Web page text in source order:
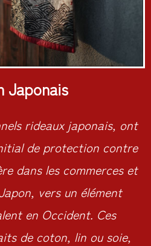
Japonais
rideaux japonais, ont
de protection contre
dans les commerces et
vers un élément
en Occident. Ces
de coton, lin ou soie,